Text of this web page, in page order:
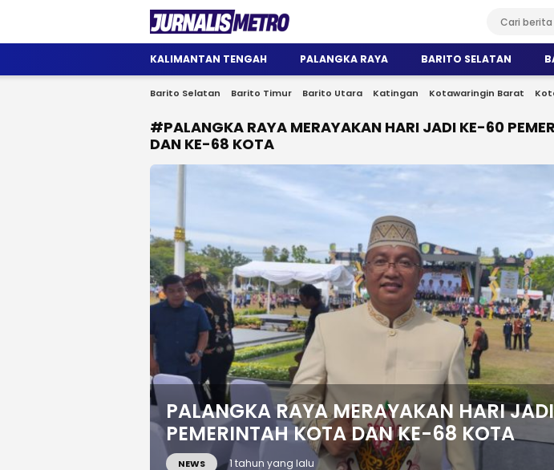
Jurnalis Metro
Satu Wadah Informasi
KALIMANTAN TENGAH PALANGKA RAYA BARITO SELATAN
Barito Selatan Barito Timur Barito Utara Katingan Kotawaringin Barat
#PALANGKA RAYA MERAYAKAN HARI JADI KE-60
DAN KE-68 KOTA
PALANGKA RAYA MERAYAKAN HARI
PEMERINTAH KOTA DAN KE-68 KOTA
NEWS 1 tahun yang lalu